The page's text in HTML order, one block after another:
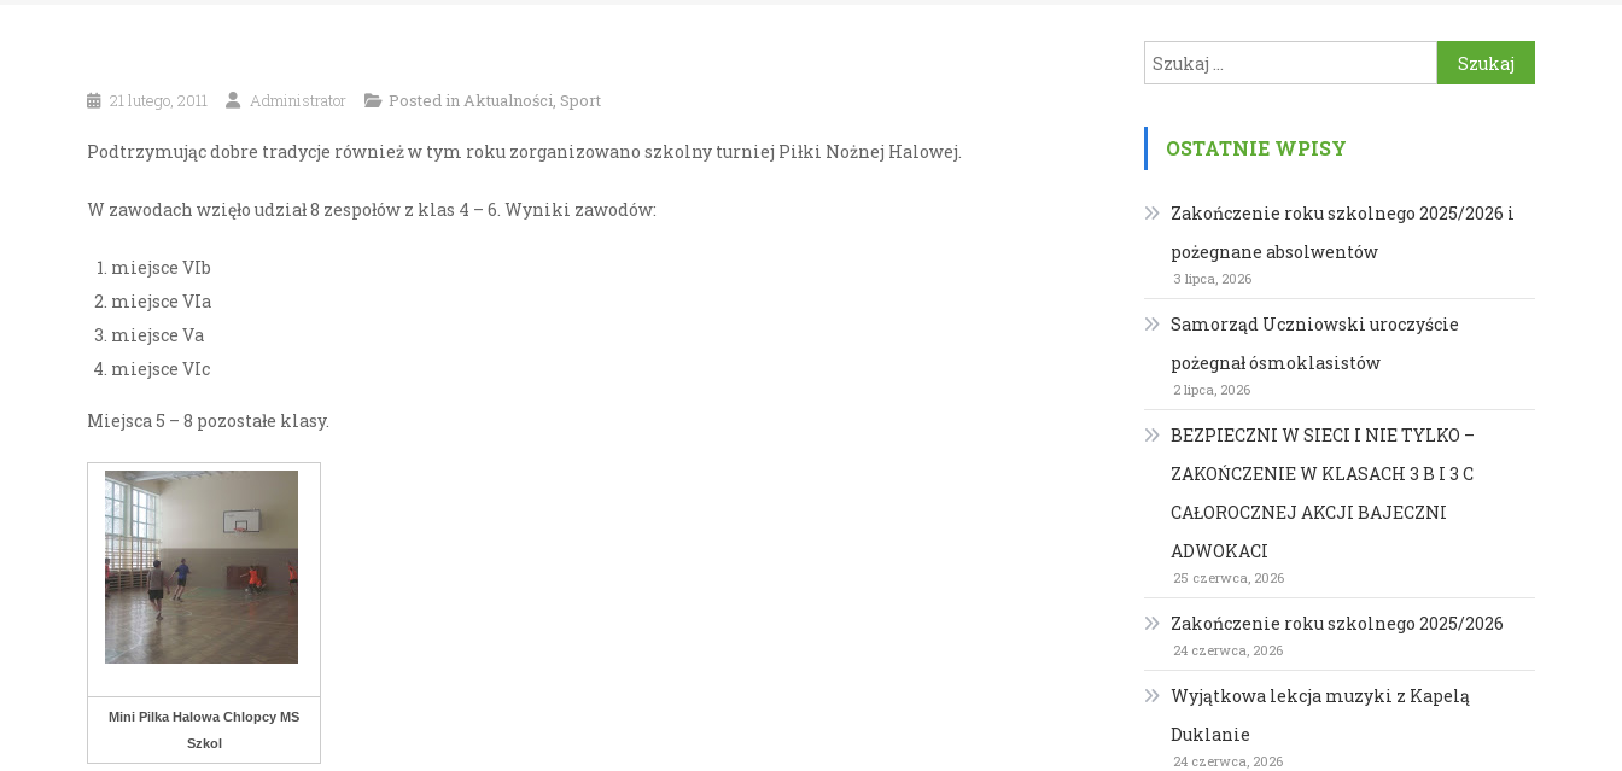
21 lutego, 2011 Administrator Posted inAktualności, Sport
Podtrzymując dobre tradycje również w tym roku zorganizowano szkolny turniej Piłki Nożnej Halowej.
W zawodach wzięło udział 8 zespołów z klas 4 – 6. Wyniki zawodów:
miejsce VIb
miejsce VIa
miejsce Va
miejsce VIc
Miejsca 5 – 8 pozostałe klasy.
Mini Pilka Halowa Chlopcy MS
Szkol
Szukaj:
OSTATNIE WPISY
Zakończenie roku szkolnego 2025/2026 i
pożegnane absolwentów
3 lipca, 2026
Samorząd Uczniowski uroczyście
pożegnał ósmoklasistów
2 lipca, 2026
BEZPIECZNI W SIECI I NIE TYLKO –
ZAKOŃCZENIE W KLASACH 3 B I 3 C
CAŁOROCZNEJ AKCJI BAJECZNI
ADWOKACI
25 czerwca, 2026
Zakończenie roku szkolnego 2025/2026
24 czerwca, 2026
Wyjątkowa lekcja muzyki z Kapelą
Duklanie
24 czerwca, 2026